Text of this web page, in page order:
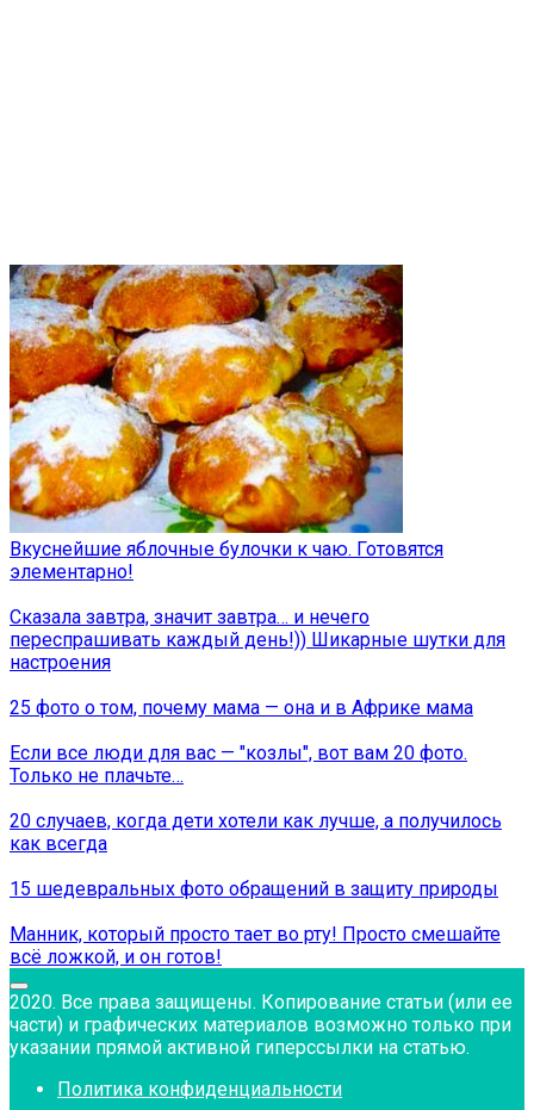
Вкуснейшие яблочные булочки к чаю. Готовятся
элементарно!
Сказала завтра, значит завтра… и нечего
переспрашивать каждый день!)) Шикарные шутки для
настроения
25 фото о том, почему мама — она и в Африке мама
Если все люди для вас — ″козлы″, вот вам 20 фото.
Только не плачьте…
20 случаев, когда дети хотели как лучше, а получилось
как всегда
15 шедевральных фото обращений в защиту природы
Манник, который просто тает во рту! Просто смешайте
всё ложкой, и он готов!
2020. Все права защищены. Копирование статьи (или ее
части) и графических материалов возможно только при
указании прямой активной гиперссылки на статью.
Политика конфиденциальности